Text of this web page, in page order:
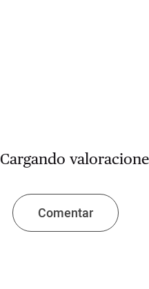
Cargando
Comentar